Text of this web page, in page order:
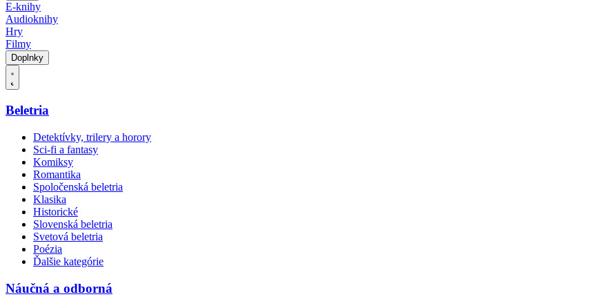
E-knihy
Audioknihy
Hry
Filmy
Doplnky
Beletria
Detektívky, trilery a horory
Sci-fi a fantasy
Komiksy
Romantika
Spoločenská beletria
Klasika
Historické
Slovenská beletria
Svetová beletria
Poézia
Ďalšie kategórie
Náučná a odborná